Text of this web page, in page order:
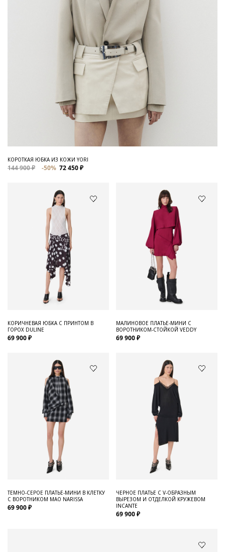
КОРОТКАЯ ЮБКА ИЗ КОЖИ YORI
144 900 ₽ -50% 72 450 ₽
КОРИЧНЕВАЯ ЮБКА С ПРИНТОМ В
ГОРОХ DULINE
69 900 ₽
МАЛИНОВОЕ ПЛАТЬЕ-МИНИ С
ВОРОТНИКОМ-СТОЙКОЙ VEDDY
69 900 ₽
ТЕМНО-СЕРОЕ ПЛАТЬЕ-МИНИ В КЛЕТКУ
С ВОРОТНИКОМ МАО NARISSA
69 900 ₽
ЧЕРНОЕ ПЛАТЬЕ С V-ОБРАЗНЫМ
ВЫРЕЗОМ И ОТДЕЛКОЙ КРУЖЕВОМ
INCANTE
69 900 ₽